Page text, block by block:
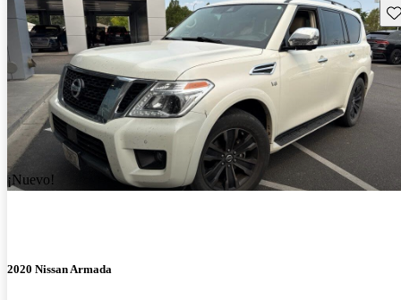
¡Nuevo!
2020 Nissan Armada